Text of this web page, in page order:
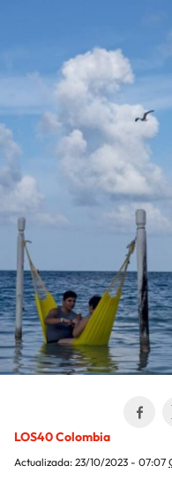
LOS40 Colombia
Actualizada: 23/10/2023 - 07:07